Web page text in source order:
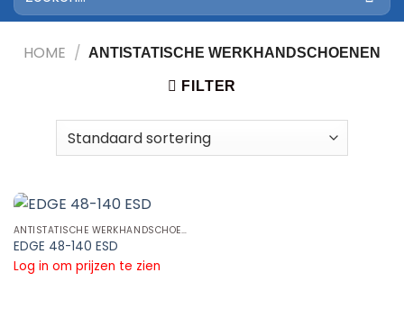
naar:
HOME / ANTISTATISCHE WERKHANDSCHOENEN
FILTER
ANTISTATISCHE WERKHANDSCHOENEN
EDGE 48-140 ESD
Log in om prijzen te zien